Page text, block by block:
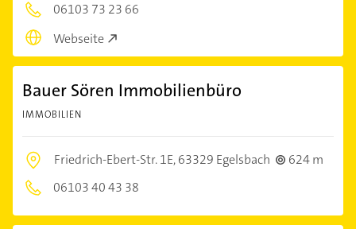
06103 73 23 66
Webseite
Bauer Sören Immobilienbüro
IMMOBILIEN
Friedrich-Ebert-Str. 1E,63329 Egelsbach
624 m
06103 40 43 38